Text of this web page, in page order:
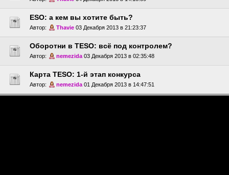
ESO: а кем вы хотите быть?
Автор: Thavie 03 Декабря 2013 в 21:23:37
Оборотни в TESO: всё под контролем?
Автор: nemezida 03 Декабря 2013 в 02:35:48
Карта TESO: 1-й этап конкурса
Автор: nemezida 01 Декабря 2013 в 14:47:51